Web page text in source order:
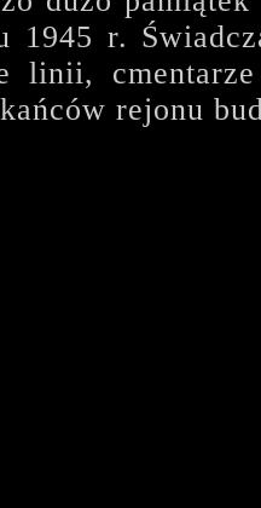
1945 r.
linii,
rejonu